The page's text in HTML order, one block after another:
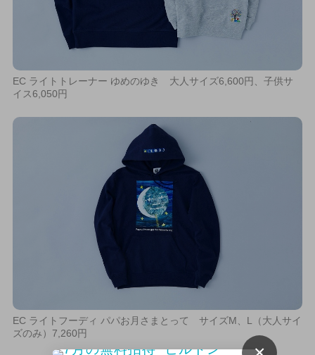
EC ライトトレーナー ゆめのゆき 大人サイズ6,600円、子供サ
イス6,050円
EC ライトフーディ パパお月さまとって サイズM、L（大人サイ
ズのみ）7,260円